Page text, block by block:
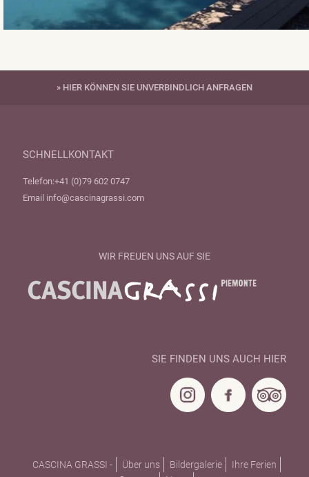
» HIER KÖNNEN SIE UNVERBINDLICH ANFRAGEN
SCHNELLKONTAKT
Telefon:+41 (0)79 602 0747
Email info@cascinagrassi.com
WIR FREUEN UNS AUF SIE
SIE FINDEN UNS AUCH HIER
CASCINA GRASSI - Über uns Bildergalerie
Ihre Ferien